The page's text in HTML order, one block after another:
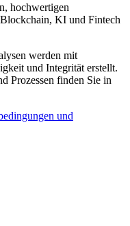
hochwertigen
KI und Fintech
werden mit
und Integrität erstellt.
Prozessen finden Sie in
und